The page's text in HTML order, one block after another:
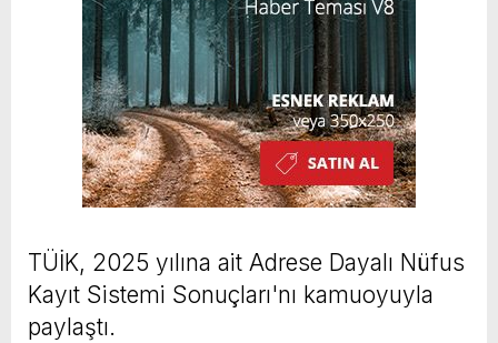
TÜİK, 2025 yılına ait Adrese Dayalı Nüfus
Kayıt Sistemi Sonuçları'nı kamuoyuyla
paylaştı.